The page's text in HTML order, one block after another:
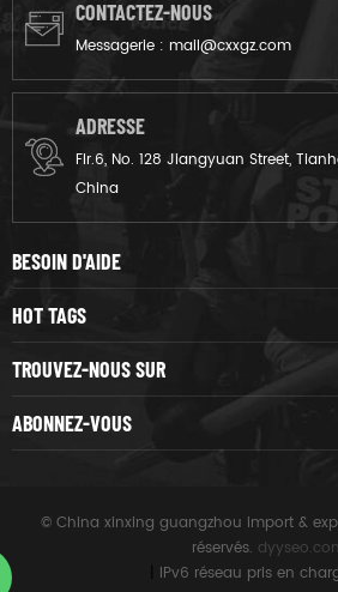
CONTACTEZ-NOUS
Messagerie : mail@cxxgz.com
ADRESSE
Flr.6, No. 128 Jiangyuan Street,
China
BESOIN D'AIDE
HOT TAGS
TROUVEZ-NOUS SUR
ABONNEZ-VOUS
© China xinxing guangzhou import &
réservés.
IPv6 réseau pris en